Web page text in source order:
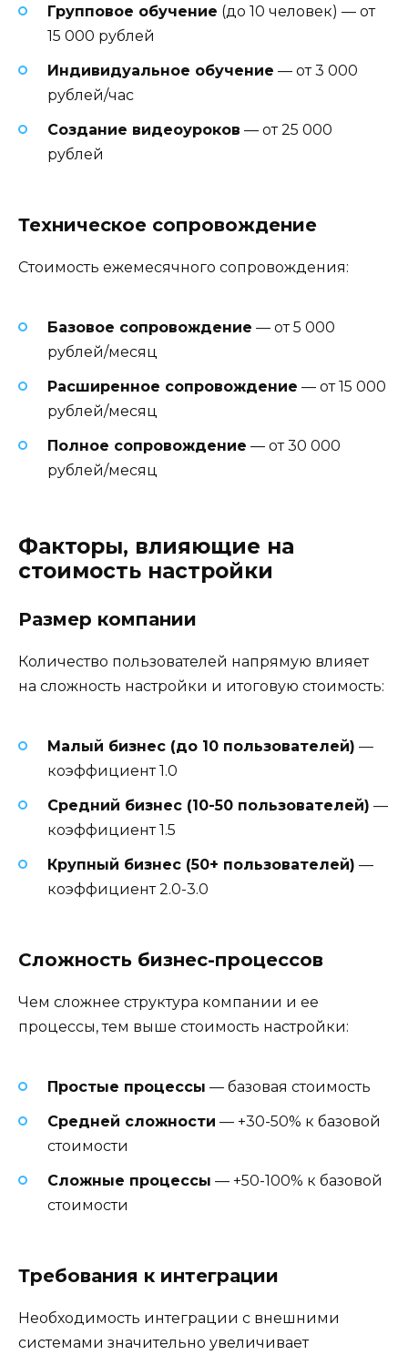
Групповое обучение (до 10 человек) — от
15 000 рублей
Индивидуальное обучение — от 3 000
рублей/час
Создание видеоуроков — от 25 000
рублей
Техническое сопровождение
Стоимость ежемесячного сопровождения:
Базовое сопровождение — от 5 000
рублей/месяц
Расширенное сопровождение — от 15 000
рублей/месяц
Полное сопровождение — от 30 000
рублей/месяц
Факторы, влияющие на
стоимость настройки
Размер компании
Количество пользователей напрямую влияет
на сложность настройки и итоговую стоимость:
Малый бизнес (до 10 пользователей) —
коэффициент 1.0
Средний бизнес (10-50 пользователей) —
коэффициент 1.5
Крупный бизнес (50+ пользователей) —
коэффициент 2.0-3.0
Сложность бизнес-процессов
Чем сложнее структура компании и ее
процессы, тем выше стоимость настройки:
Простые процессы — базовая стоимость
Средней сложности — +30-50% к базовой
стоимости
Сложные процессы — +50-100% к базовой
стоимости
Требования к интеграции
Необходимость интеграции с внешними
системами значительно увеличивает